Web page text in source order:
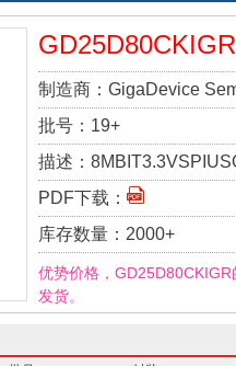
GD25D80CKIGR
制造商： GigaDevice
批号： 19+
描述：
PDF下载：
库存数量： 2000+
优势价格，
发货。